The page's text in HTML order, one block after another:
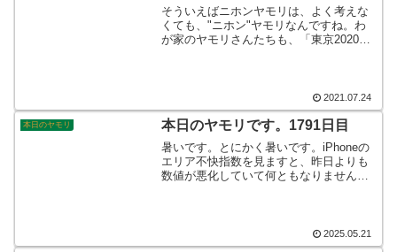
そういえばニホンヤモリは、よく考えな
くても、"ニホン"ヤモリなんですね。わ
が家のヤモリさんたちも、「東京2020」
2021.07.24
本日のヤモリ 本日のヤモリです。1791日目
暑いです。とにかく暑いです。iPhoneの
エリア不快指数を見ますと、昨日よりも
数値が悪化していて何ともなりません。
こちらの数値も上がりそうです。そんな
こんなで、本日のヤモリです。
2025.05.21